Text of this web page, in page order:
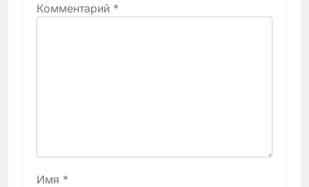
Комментарий *
Имя *